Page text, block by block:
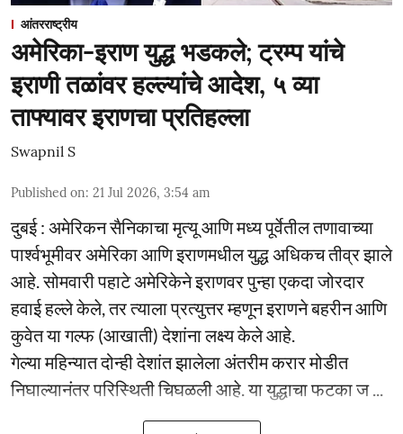
आंतरराष्ट्रीय
अमेरिका-इराण युद्ध भडकले; ट्रम्प यांचे
इराणी तळांवर हल्ल्यांचे आदेश, ५ व्या
ताफ्यावर इराणचा प्रतिहल्ला
Swapnil S
Published on: 21 Jul 2026, 3:54 am
दुबई : अमेरिकन सैनिकाचा मृत्यू आणि मध्य पूर्वेतील तणावाच्या
पार्श्वभूमीवर अमेरिका आणि इराणमधील युद्ध अधिकच तीव्र झाले
आहे. सोमवारी पहाटे अमेरिकेने इराणवर पुन्हा एकदा जोरदार
हवाई हल्ले केले, तर त्याला प्रत्युत्तर म्हणून इराणने बहरीन आणि
कुवेत या गल्फ (आखाती) देशांना लक्ष्य केले आहे.
गेल्या महिन्यात दोन्ही देशांत झालेला अंतरीम करार मोडीत
निघाल्यानंतर परिस्थिती चिघळली आहे. या युद्धाचा फटका ज ...